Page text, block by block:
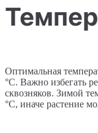
Оптимальная
°C. Важно избегать
сквозняков. Зимой
°C, иначе растение